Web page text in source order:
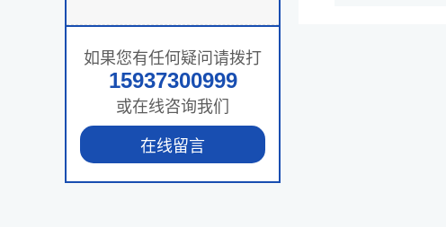
如果您有任何疑问请拨打
15937300999
或在线咨询我们
在线留言